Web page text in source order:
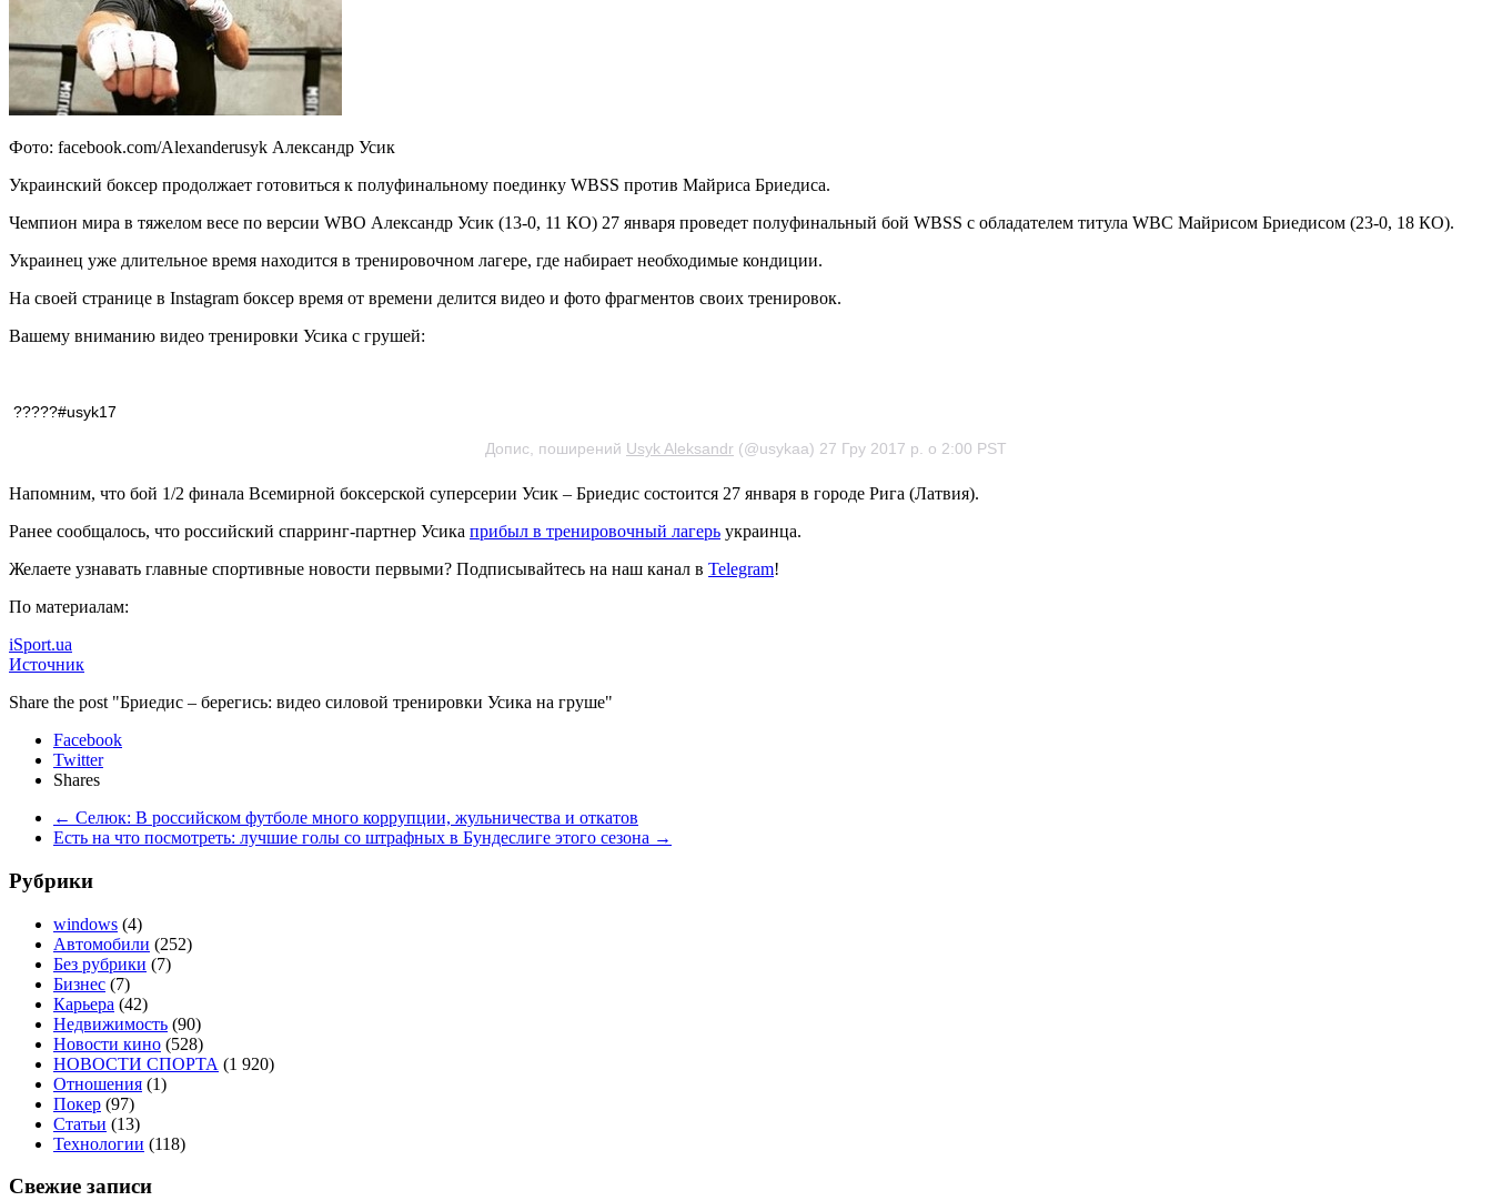
Фото: facebook.com/Alexanderusyk Александр Усик
Украинский боксер продолжает готовиться к полуфинальному поединку WBSS против Майриса Бриедиса.
Чемпион мира в тяжелом весе по версии WBO Александр Усик (13-0, 11 КО) 27 января проведет полуфинальный бой WBSS с обладателем титула WBC Майрисом Бриедисом (23-0, 18 КО).
Украинец уже длительное время находится в тренировочном лагере, где набирает необходимые кондиции.
На своей странице в Instagram боксер время от времени делится видео и фото фрагментов своих тренировок.
Вашему вниманию видео тренировки Усика с грушей:
?????#usyk17
Допис, поширений Usyk Aleksandr (@usykaa) 27 Гру 2017 р. о 2:00 PST
Напомним, что бой 1/2 финала Всемирной боксерской суперсерии Усик – Бриедис состоится 27 января в городе Рига (Латвия).
Ранее сообщалось, что российский спарринг-партнер Усика прибыл в тренировочный лагерь украинца.
Желаете узнавать главные спортивные новости первыми? Подписывайтесь на наш канал в Telegram!
По материалам:
iSport.ua
Источник
Share the post "Бриедис – берегись: видео силовой тренировки Усика на груше"
Facebook
Twitter
Shares
← Селюк: В российском футболе много коррупции, жульничества и откатов
Есть на что посмотреть: лучшие голы со штрафных в Бундеслиге этого сезона →
Рубрики
windows (4)
Автомобили (252)
Без рубрики (7)
Бизнес (7)
Карьера (42)
Недвижимость (90)
Новости кино (528)
НОВОСТИ СПОРТА (1 920)
Отношения (1)
Покер (97)
Статьи (13)
Технологии (118)
Свежие записи